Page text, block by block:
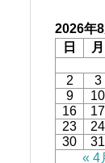
2026年8
日
月
« 4
2
3
9
10
16
17
23
24
30
31